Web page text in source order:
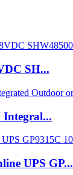
SH...
Integral...
UPS GP...